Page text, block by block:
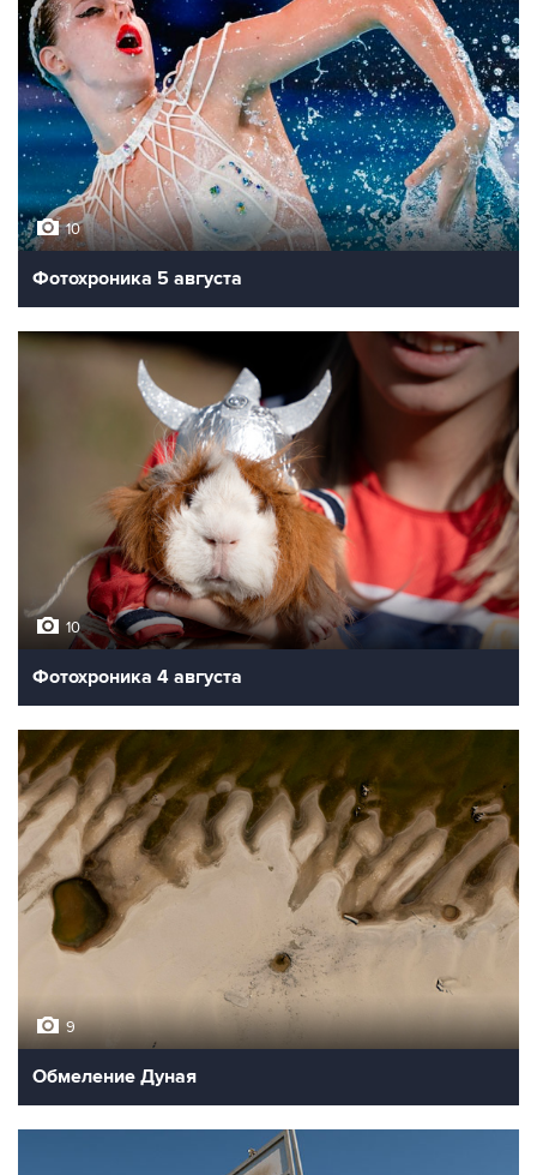
10
Фотохроника 5 августа
10
Фотохроника 4 августа
9
Обмеление Дуная